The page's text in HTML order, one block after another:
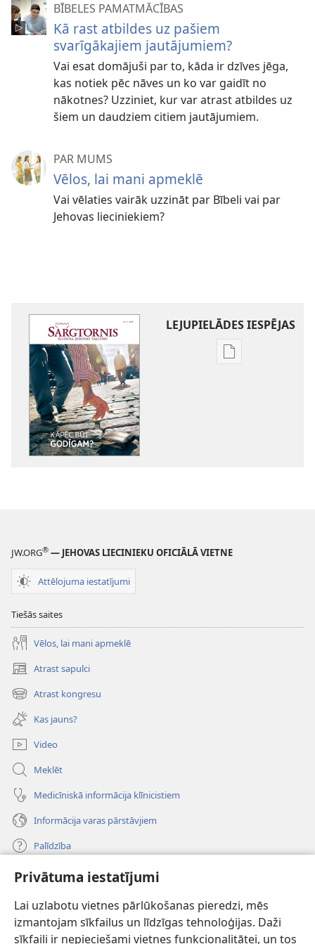
Privātuma iestatījumi
Lai uzlabotu vietnes pārlūkošanas pieredzi, mēs
izmantojam sīkfailus un līdzīgas tehnoloģijas. Daži
sīkfaili ir nepieciešami vietnes funkcionalitātei, un tos
BĪBELES PAMATMĀCĪBAS
Kā rast atbildes uz pašiem
svarīgākajiem jautājumiem?
Vai esat domājuši par to, kāda ir dzīves jēga,
kas notiek pēc nāves un ko var gaidīt no
nākotnes? Uzziniet, kur var atrast atbildes uz
šiem un daudziem citiem jautājumiem.
PAR MUMS
Vēlos, lai mani apmeklē
Vai vēlaties vairāk uzzināt par Bībeli vai par
Jehovas lieciniekiem?
LEJUPIELĀDES IESPĒJAS
Publikāciju
JW.ORG® — JEHOVAS LIECINIEKU OFICIĀLĀ VIETNE
Attēlojuma iestatījumi
Tiešās saites
Vēlos, lai mani apmeklē
Atrast sapulci
(opens
new
window)
Atrast kongresu
(opens
new
window)
Kas jauns?
Video
Meklēt
Medicīniskā informācija klīnicistiem
Informācija varas pārstāvjiem
Palīdzība
Ziedojumi
new
window)Sargtorņa TIEŠSAISTES BIBLIOTĒKA
(opens
new